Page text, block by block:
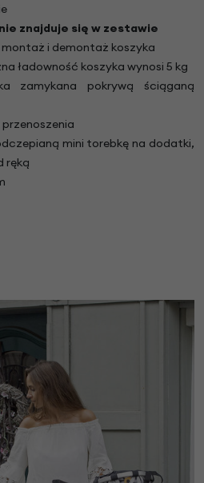
znajduje się w zestawie
i demontaż koszyka
ładowność koszyka wynosi 5 kg
zamykana pokrywą ściąganą
mini torebkę na dodatki,
ręką